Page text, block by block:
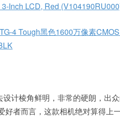
Inch LCD, Red
4 Tough黑色1600万像素
计棱角鲜明，非常的硬朗，出
者而言，这款相机绝对算得上